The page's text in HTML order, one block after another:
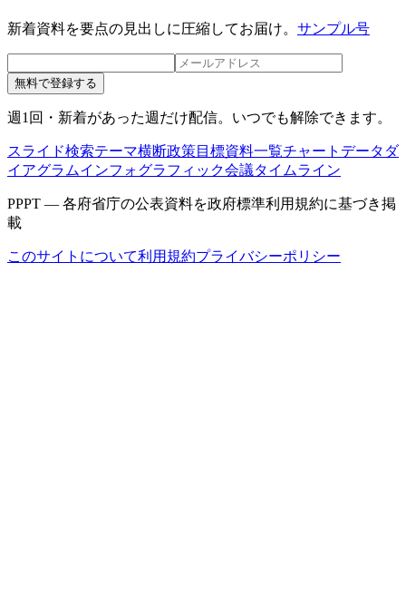
新着資料を要点の見出しに圧縮してお届け。 サンプル号
無料で登録する
週1回・新着があった週だけ配信。いつでも解除できます。
スライド検索テーマ横断政策目標資料一覧チャートデータ ダ
イアグラムインフォグラフィック会議タイムライン
PPPT — 各府省庁の公表資料を政府標準利用規約に基づき掲
載
このサイトについて利用規約プライバシーポリシー